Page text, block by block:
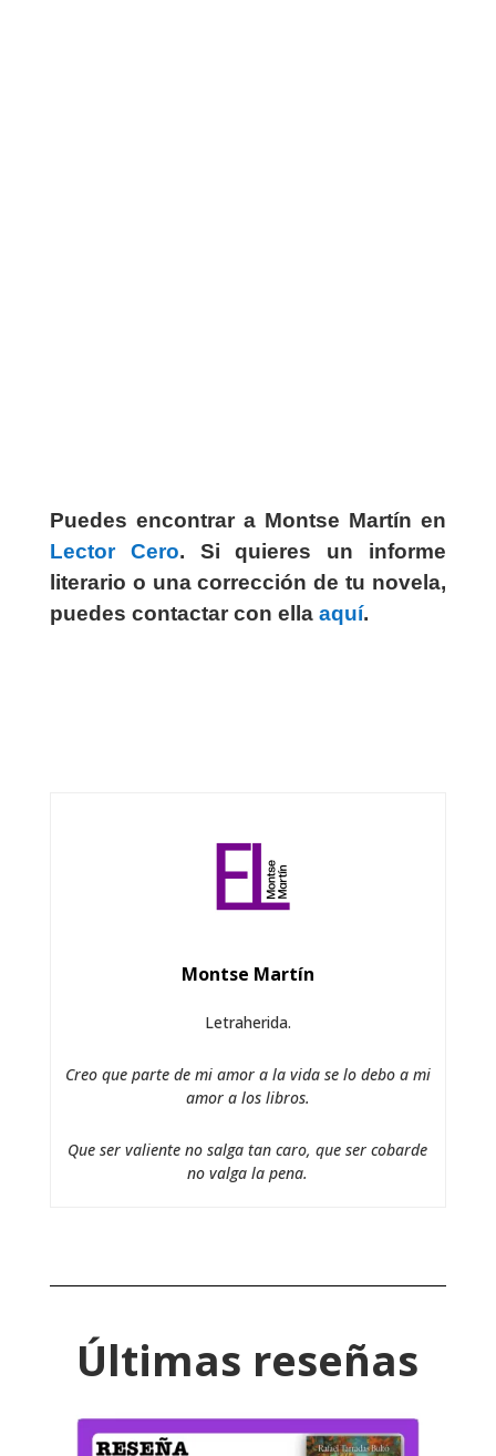
Puedes encontrar a Montse Martín en
Lector Cero. Si quieres un informe
literario o una corrección de tu novela,
puedes contactar con ella aquí.
Montse Martín
Letraherida.
Creo que parte de mi amor a la vida se lo debo a mi
amor a los libros.
Que ser valiente no salga tan caro, que ser cobarde
no valga la pena.
Últimas reseñas